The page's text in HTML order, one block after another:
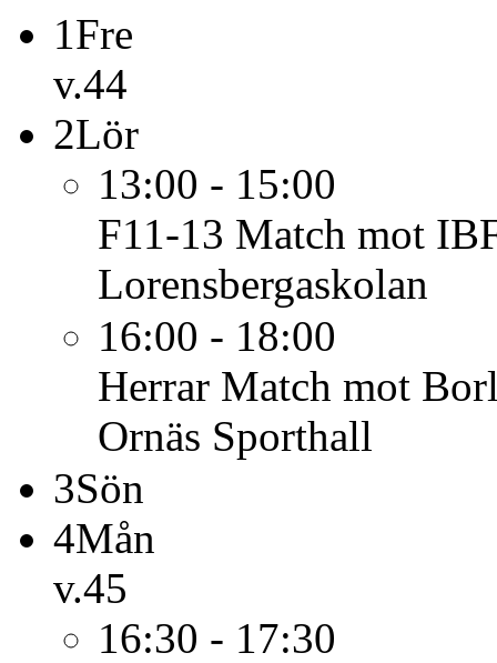
1Fre
v.44
2Lör
13:00 - 15:00
F11-13 Match mot
Lorensbergaskolan
16:00 - 18:00
Herrar Match mot
Ornäs Sporthall
3Sön
4Mån
v.45
16:30 - 17:30